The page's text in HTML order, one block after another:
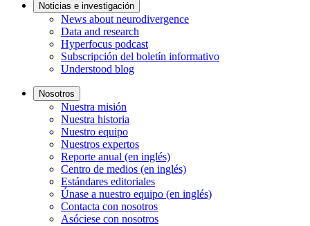
Noticias e investigación
News about neurodivergence
Data and research
Hyperfocus podcast
Subscripción del boletín informativo
Understood blog
Nosotros
Nuestra misión
Nuestra historia
Nuestro equipo
Nuestros expertos
Reporte anual (en inglés)
Centro de medios (en inglés)
Estándares editoriales
Únase a nuestro equipo (en inglés)
Contacta con nosotros
Asóciese con nosotros